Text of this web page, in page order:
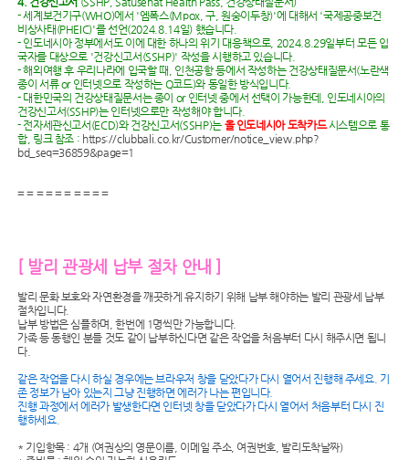
- 세계보건기구(WHO)에서 '엠폭스(Mpox, 구, 원숭이두창)'에 대해서 '국제공중보건
비상사태(PHEIC)'를 선언(2024.8.14일) 했습니다.
- 인도네시아 정부에서도 이에 대한 하나의 위기 대응책으로, 2024.8.29일부터 모든 입
국자를 대상으로 '건강신고서(SSHP)' 작성을 시행하고 있습니다.
- 해외여행 후 우리나라에 입국할 때, 인천공항 등에서 작성하는 건강상태질문서(노란색
종이 서류 or 인터넷으로 작성하는 Q코드)와 동일한 방식입니다.
- 대한민국의 건강상태질문서는 종이 or 인터넷 중에서 선택이 가능한데, 인도네시아의
건강신고서(SSHP)는 인터넷으로만 작성해야 합니다.
- 전자세관신고서(ECD)와 건강신고서(SSHP)는 올 인도네시아 도착카드시스템으로 통
합, 링크 참조 : https://clubbali.co.kr/Customer/notice_view.php?
bd_seq=36859&page=1
= = = = = = = = = =
[ 발리 관광세 납부 절차 안내 ]
발리 문화 보호와 자연환경을 깨끗하게 유지하기 위해 납부 해야하는 발리 관광세 납부
절차입니다.
납부 방법은 심플하며, 한번에 1명씩만 가능합니다.
가족 등 동행인 분들 것도 같이 납부하신다면 같은 작업을 처음부터 다시 해주시면 됩니
다.
같은 작업을 다시 하실 경우에는 브라우저 창을 닫았다가 다시 열어서 진행해 주세요. 기
존 정보가 남아 있는지 그냥 진행하면 에러가 나는 편입니다.
진행 과정에서 에러가 발생한다면 인터넷 창을 닫았다가 다시 열어서 처음부터 다시 진
행하세요.
* 기입항목 : 4개 (여권상의 영문이름, 이메일 주소, 여권번호, 발리도착날짜)